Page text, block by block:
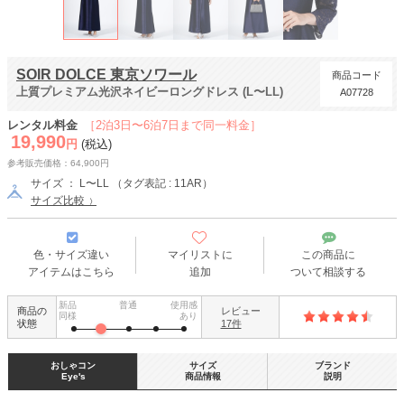
SOIR DOLCE 東京ソワール
上質プレミアム光沢ネイビーロングドレス (L〜LL)
商品コード
A07728
［2泊3日〜6泊7日まで同一料金］
レンタル料金
19,990 円 (税込)
参考販売価格：64,900円
サイズ ： L〜LL （タグ表記 : 11AR）
サイズ比較
色・サイズ違い
アイテムはこちら
マイリストに
追加
この商品に
ついて相談する
商品の
状態
新品
同様
普通
使用感
あり
レビュー
17件
おしゃコン
Eye's
サイズ
商品情報
ブランド
説明